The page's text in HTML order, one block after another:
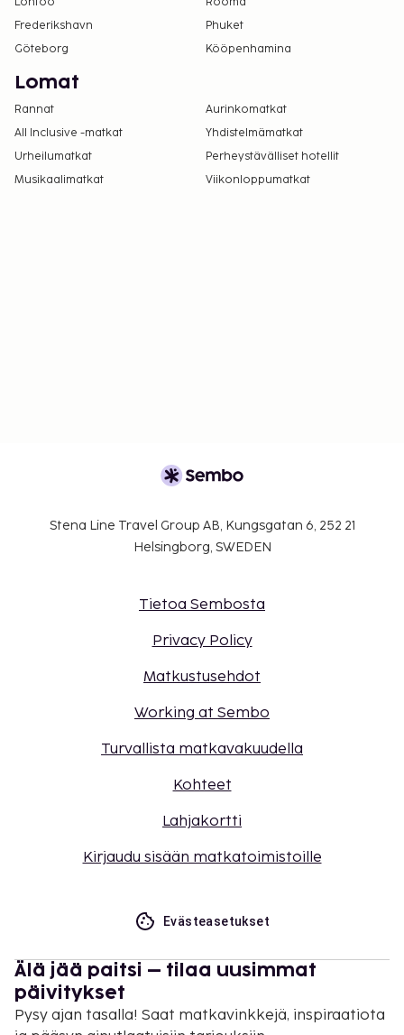
Frederikshavn
Phuket
Göteborg
Kööpenhamina
Lomat
Rannat
Aurinkomatkat
All Inclusive -matkat
Yhdistelmämatkat
Urheilumatkat
Perheystävälliset hotellit
Musikaalimatkat
Viikonloppumatkat
Stena Line Travel Group AB, Kungsgatan 6, 252 21
Helsingborg, SWEDEN
Tietoa Sembosta
Privacy Policy
Matkustusehdot
Working at Sembo
Turvallista matkavakuudella
Kohteet
Lahjakortti
Kirjaudu sisään matkatoimistoille
Evästeasetukset
Älä jää paitsi – tilaa uusimmat
päivitykset
Pysy ajan tasalla! Saat matkavinkkejä, inspiraatiota